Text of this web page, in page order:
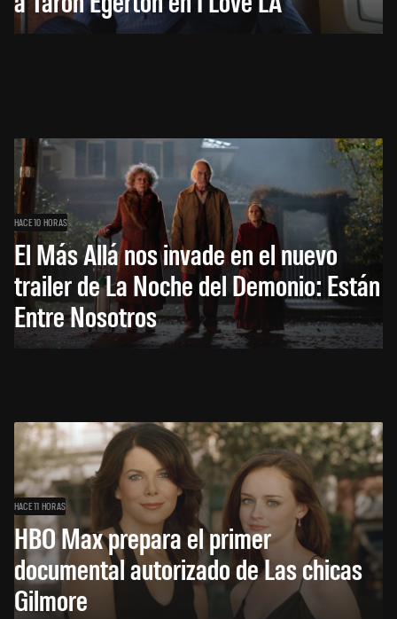
HACE 10 HORAS
El Más Allá nos invade en el nuevo
trailer de La Noche del Demonio: Están
Entre Nosotros
HACE 11 HORAS
HBO Max prepara el primer
documental autorizado de Las chicas
Gilmore